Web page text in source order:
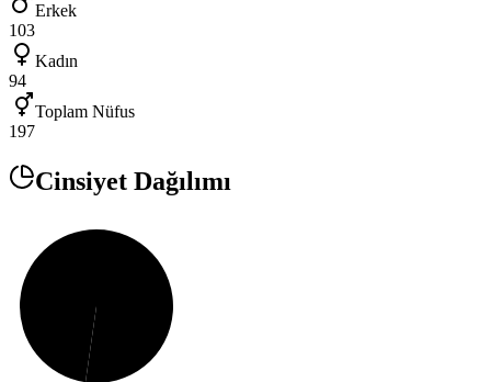
Erkek
103
Kadın
94
Toplam Nüfus
197
Cinsiyet Dağılımı